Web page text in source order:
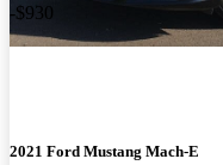
-$930
2021 Ford Mustang Mach-E